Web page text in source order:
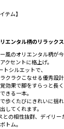
テム】
エンタル柄のリラック
風のオリエンタル柄が今
クセントに格上げ。
シルエットで、
クラクこなせる優秀設計
効果で脚をすらっと長く
きる一本。
歩くたびにきれいに揺れ
してくれます。
の相性抜群、デイリー
トム。